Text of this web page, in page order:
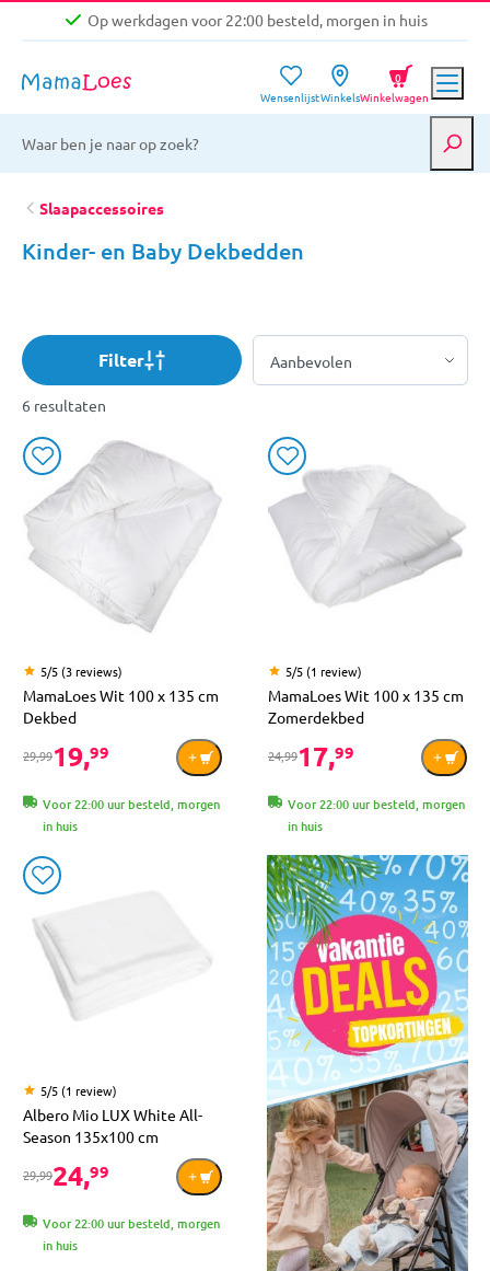
Op werkdagen voor 22:00 besteld, morgen in huis
Gratis verzending vanaf €39,-
Op werkdagen voor 22:00 besteld, morgen in huis
WensenlijstWinkelsWinkelwagen
0
Slaapaccessoires
Kinder- en Baby Dekbedden
Filter
6 resultaten
5/5 (3 reviews)
MamaLoes Wit 100 x 135 cm
Dekbed
29,9919,99
Voor 22:00 uur besteld, morgen
in huis
5/5 (1 review)
MamaLoes Wit 100 x 135 cm
Zomerdekbed
24,9917,99
Voor 22:00 uur besteld, morgen
in huis
5/5 (1 review)
Albero Mio LUX White All-
Season 135x100 cm
29,9924,99
Voor 22:00 uur besteld, morgen
in huis